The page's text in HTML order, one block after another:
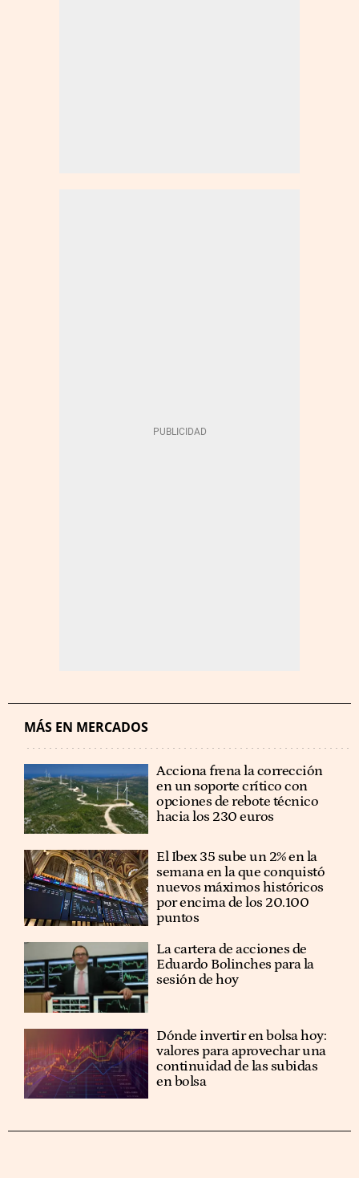
MÁS EN MERCADOS
Acciona frena la corrección
en un soporte crítico con
opciones de rebote técnico
hacia los 230 euros
El Ibex 35 sube un 2% en la
semana en la que conquistó
nuevos máximos históricos
por encima de los 20.100
puntos
La cartera de acciones de
Eduardo Bolinches para la
sesión de hoy
Dónde invertir en bolsa hoy:
valores para aprovechar una
continuidad de las subidas
en bolsa